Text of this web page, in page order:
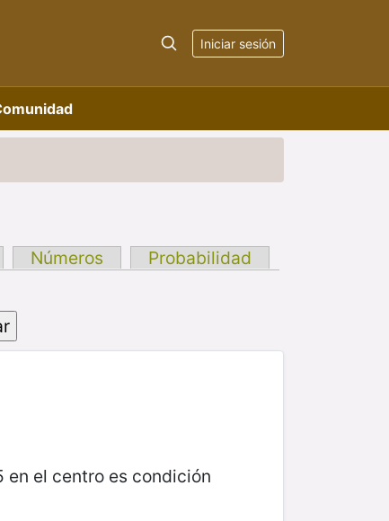
Iniciar sesión
Números
Probabilidad
en el centro es condición